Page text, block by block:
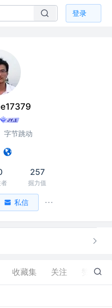
登录
字节跳动
者
257
掘力值
私信
收藏集 关注 3